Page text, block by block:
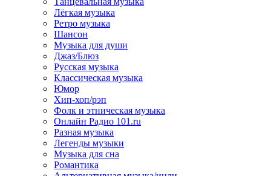
Лёгкая музыка
Ретро музыка
Шансон
Музыка для души
Джаз/Блюз
Русская музыка
Классическая музыка
Юмор
Хип-хоп/рэп
Фолк и этническая музыка
Онлайн Радио 101.ru
Разная музыка
Легенды музыки
Музыка для сна
Романтика